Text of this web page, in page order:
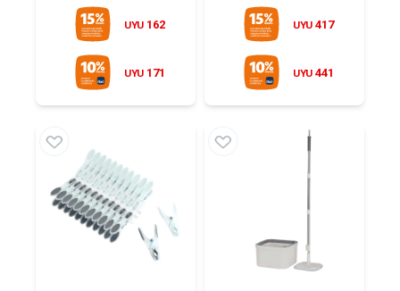
UYU 162
UYU 171
UYU 417
UYU 441